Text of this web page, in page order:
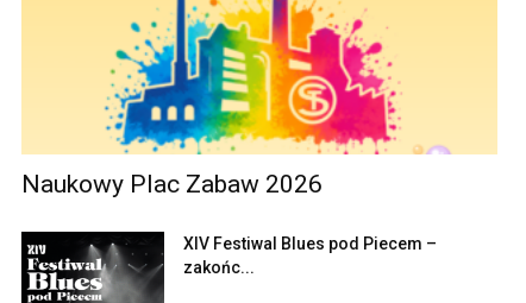
Naukowy Plac Zabaw 2026
XIV Festiwal Blues pod Piecem –
zakońc...